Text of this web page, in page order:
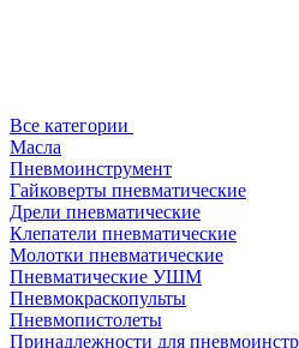
Все категории
Масла
Пневмоинструмент
Гайковерты пневматические
Дрели пневматические
Клепатели пневматические
Молотки пневматические
Пневматические УШМ
Пневмокраскопульты
Пневмопистолеты
Принадлежности для